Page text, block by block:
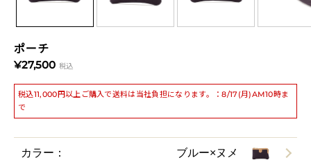
ポーチ
¥27,500 税込
税込11,000円以上ご購入で送料は当社負担になります。：8/17(月)AM10時ま
で
カラー： ブルー×ヌメ